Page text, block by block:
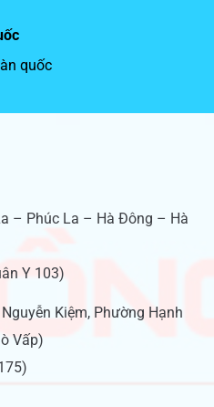
quốc
– Phúc La – Hà Đông – Hà
Y 103)
Kiệm, Phường Hạnh
Vấp)